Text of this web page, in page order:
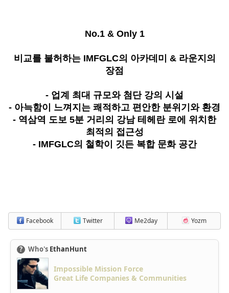
No.1 & Only 1
비교를 불허하는 IMFGLC의 아카데미 & 라운지의
장점
- 업계 최대 규모와 첨단 강의 시설
- 아늑함이 느껴지는 쾌적하고 편안한 분위기와 환경
- 역삼역 도보 5분 거리의 강남 테헤란 로에 위치한
최적의 접근성
- IMFGLC의 철학이 깃든 복합 문화 공간
Facebook Twitter Me2day Yozm
? Who's EthanHunt
Impossible Mission Force
Great Life Companies & Communities